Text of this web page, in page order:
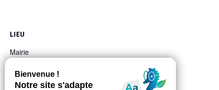
LIEU
Mairie
Auzeville-Tolosane
+ Google Map
Téléphone